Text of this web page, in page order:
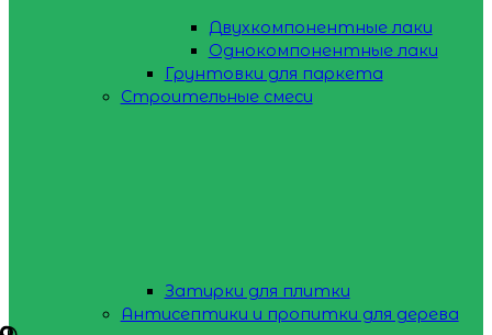
Двухкомпонентные лаки
Однокомпонентные лаки
Грунтовки для паркета
Строительные смеси
Затирки для плитки
Антисептики и пропитки для дерева